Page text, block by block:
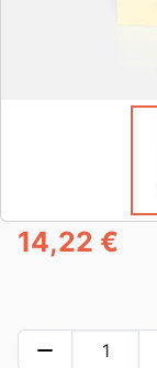
14,22 €
remove